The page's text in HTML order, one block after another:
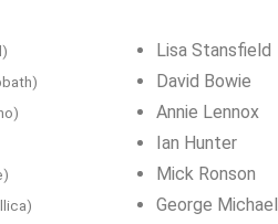
Lisa Stansfield
David Bowie
Annie Lennox
Ian Hunter
Mick Ronson
George Michael